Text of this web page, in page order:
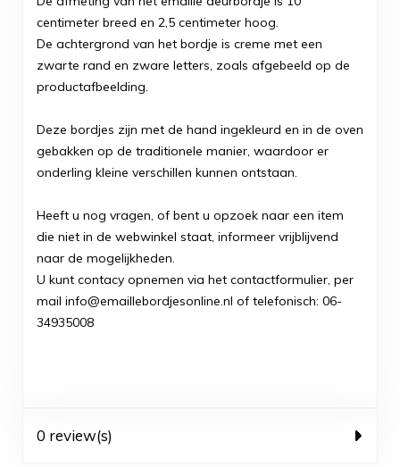
centimeter breed en 2,5 centimeter hoog.
De achtergrond van het bordje is creme met een
zwarte rand en zware letters, zoals afgebeeld op de
productafbeelding.
Deze bordjes zijn met de hand ingekleurd en in de oven
gebakken op de traditionele manier, waardoor er
onderling kleine verschillen kunnen ontstaan.
Heeft u nog vragen, of bent u opzoek naar een item
die niet in de webwinkel staat, informeer vrijblijvend
naar de mogelijkheden.
U kunt contacy opnemen via het contactformulier, per
mail info@emaillebordjesonline.nl of telefonisch: 06-
34935008
0 review(s)